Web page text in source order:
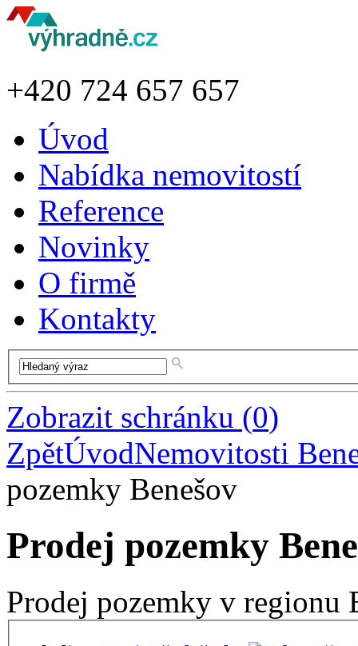
+420 724 657 657
Úvod
Nabídka nemovitostí
Reference
Novinky
O firmě
Kontakty
Zobrazit schránku (0)
ZpětÚvodNemovitosti
pozemky Benešov
Prodej pozemky
Prodej pozemky v regionu